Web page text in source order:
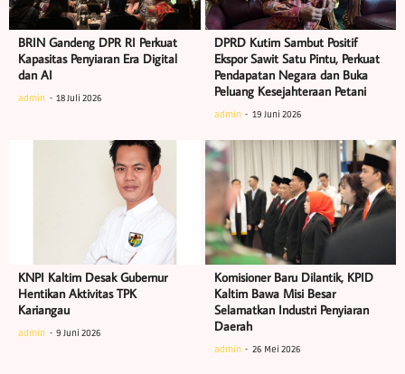
BRIN Gandeng DPR RI Perkuat
Kapasitas Penyiaran Era Digital
dan AI
admin 18 Juli 2026
DPRD Kutim Sambut Positif
Ekspor Sawit Satu Pintu, Perkuat
Pendapatan Negara dan Buka
Peluang Kesejahteraan Petani
admin 19 Juni 2026
KNPI Kaltim Desak Gubernur
Hentikan Aktivitas TPK
Kariangau
admin 9 Juni 2026
Komisioner Baru Dilantik, KPID
Kaltim Bawa Misi Besar
Selamatkan Industri Penyiaran
Daerah
admin 26 Mei 2026